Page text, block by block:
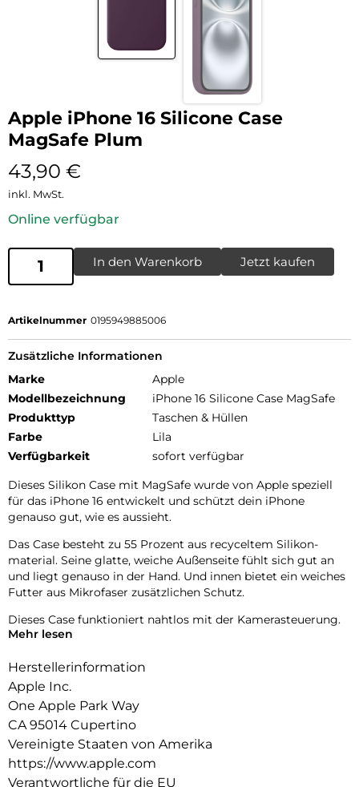
Apple iPhone 16 Silicone Case
MagSafe Plum
43,90 €
inkl. MwSt.
Online verfügbar
In den Warenkorb Jetzt kaufen
Artikelnummer 0195949885006
Zusätzliche Informationen
Marke
Apple
Modellbezeichnung
iPhone 16 Silicone Case MagSafe
Produkttyp
Taschen & Hüllen
Farbe
Lila
Verfügbarkeit
sofort verfügbar
Dieses Silikon Case mit MagSafe wurde von Apple speziell
für das iPhone 16 entwickelt und schützt dein iPhone
genauso gut, wie es aussieht.
Das Case besteht zu 55 Prozent aus recyceltem Silikon­
material. Seine glatte, weiche Außenseite fühlt sich gut an
und liegt genauso in der Hand. Und innen bietet ein weiches
Futter aus Mikrofaser zusätzlichen Schutz.
Dieses Case funktioniert nahtlos mit der Kamerasteuerung.
Es kommt mit Saphirglas mit einer leitenden Schicht, die die
überträgt.
Mit integrierten Magneten, die sich perfekt am iPhone 16
ausrichten, hält das Case ganz einfach und sorgt für
schnelleres kabel­loses Laden. Lass dein iPhone beim Laden
einfach im Case und docke dein MagSafe Ladegerät an oder
leg es auf dein Qi2 oder Qi zertifiziertes Ladegerät.
Mehr lesen
Herstellerinformation
Apple Inc.
One Apple Park Way
CA 95014 Cupertino
Vereinigte Staaten von Amerika
https://www.apple.com
Verantwortliche für die EU